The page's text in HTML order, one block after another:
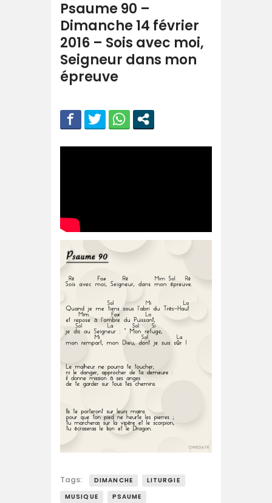
Psaume 90 –
Dimanche 14 février
2016 – Sois avec moi,
Seigneur dans mon
épreuve
Tags: DIMANCHE
LITURGIE
MUSIQUE
PSAUME